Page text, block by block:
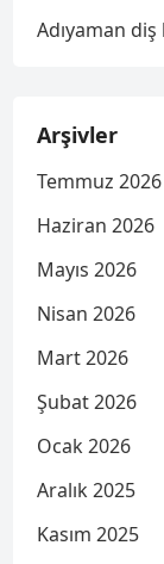
Adıyaman
Arşivler
Temmuz 2026
Haziran 2026
Mayıs 2026
Nisan 2026
Mart 2026
Şubat 2026
Ocak 2026
Aralık 2025
Kasım 2025